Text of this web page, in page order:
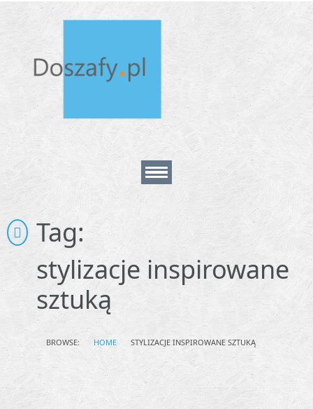
Home
About
Contact
Tag:
stylizacje inspirowane
sztuką
BROWSE: HOME STYLIZACJE INSPIROWANE SZTUKĄ